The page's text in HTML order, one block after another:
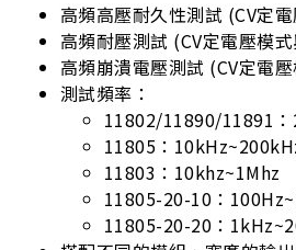
高頻高壓耐久性測試 (CV定
高頻耐壓測試 (CV定電壓模
高頻崩潰電壓測試 (CV定電
測試頻率：
11802/11890/11891
11805：
11803：10khz~1Mhz
11805-20-10：
11805-20-20：